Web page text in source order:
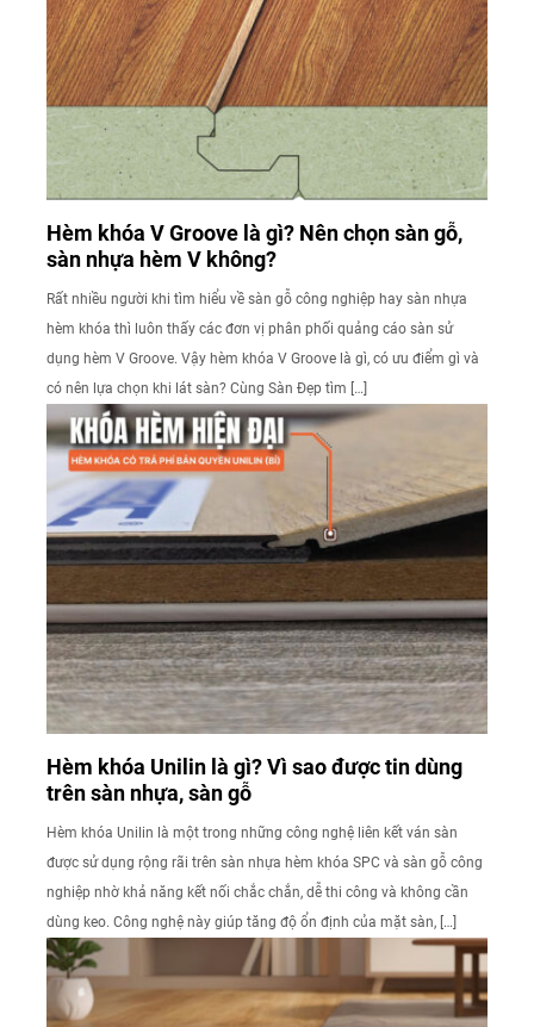
Hèm khóa V Groove là gì? Nên chọn sàn gỗ,
sàn nhựa hèm V không?
Rất nhiều người khi tìm hiểu về sàn gỗ công nghiệp hay sàn nhựa
hèm khóa thì luôn thấy các đơn vị phân phối quảng cáo sàn sử
dụng hèm V Groove. Vậy hèm khóa V Groove là gì, có ưu điểm gì và
có nên lựa chọn khi lát sàn? Cùng Sàn Đẹp tìm […]
Hèm khóa Unilin là gì? Vì sao được tin dùng
trên sàn nhựa, sàn gỗ
Hèm khóa Unilin là một trong những công nghệ liên kết ván sàn
được sử dụng rộng rãi trên sàn nhựa hèm khóa SPC và sàn gỗ công
nghiệp nhờ khả năng kết nối chắc chắn, dễ thi công và không cần
dùng keo. Công nghệ này giúp tăng độ ổn định của mặt sàn, […]